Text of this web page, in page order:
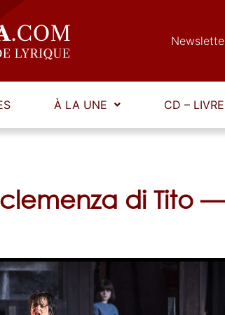
À LA UNE CD –
clemenza di Tito —